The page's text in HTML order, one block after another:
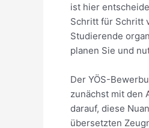
ist hier
Schritt für Schritt
Studierende
planen Sie und
Der YÖS-
zunächst mit den
darauf, diese
übersetzten